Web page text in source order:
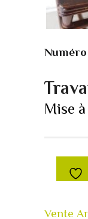
Mise